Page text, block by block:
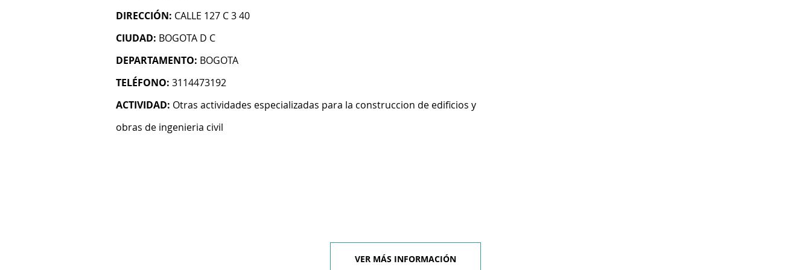
DIRECCIÓN: CALLE 127 C 3 40
CIUDAD: BOGOTA D C
DEPARTAMENTO: BOGOTA
TELÉFONO: 3114473192
ACTIVIDAD: Otras actividades especializadas para la construccion de edificios y
obras de ingenieria civil
VER MÁS INFORMACIÓN